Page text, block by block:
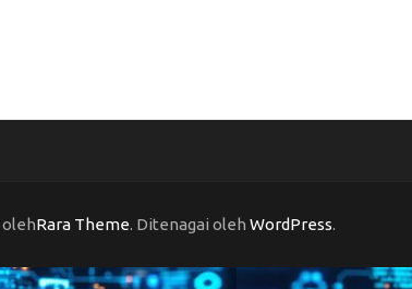
olehRara Theme. Ditenagai oleh WordPress.